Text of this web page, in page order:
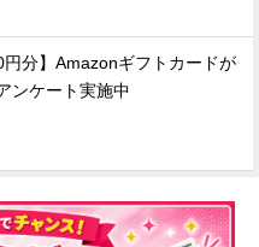
円分】Amazonギフトカードが
ンケート実施中